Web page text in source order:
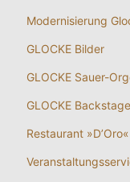
Modernisierung
GLOCKE Bilder
GLOCKE Sauer-
GLOCKE Backstage
Restaurant »D’Oro«